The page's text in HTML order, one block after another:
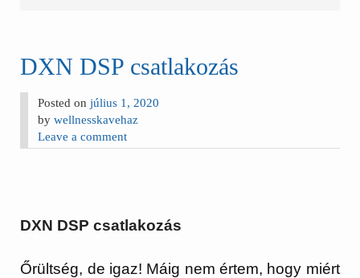
DXN DSP csatlakozás
Posted onjúlius 1, 2020
bywellnesskavehaz
Leave a comment
DXN DSP csatlakozás
Őrültség, de igaz! Máig nem értem, hogy miért